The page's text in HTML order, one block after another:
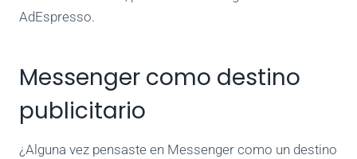
AdEspresso.
Messenger como destino
publicitario
¿Alguna vez pensaste en Messenger como un destino